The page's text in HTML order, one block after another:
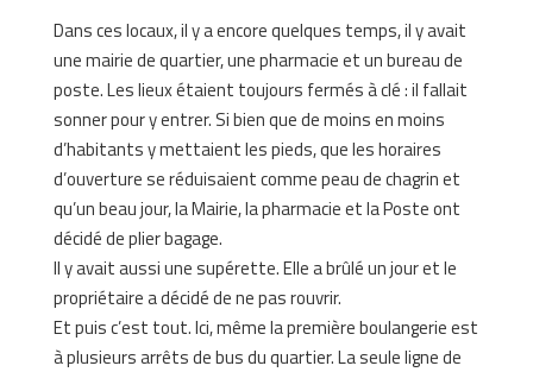
Dans ces locaux, il y a encore quelques temps, il y avait
une mairie de quartier, une pharmacie et un bureau de
poste. Les lieux étaient toujours fermés à clé : il fallait
sonner pour y entrer. Si bien que de moins en moins
d’habitants y mettaient les pieds, que les horaires
d’ouverture se réduisaient comme peau de chagrin et
qu’un beau jour, la Mairie, la pharmacie et la Poste ont
décidé de plier bagage.
Il y avait aussi une supérette. Elle a brûlé un jour et le
propriétaire a décidé de ne pas rouvrir.
Et puis c’est tout. Ici, même la première boulangerie est
à plusieurs arrêts de bus du quartier. La seule ligne de